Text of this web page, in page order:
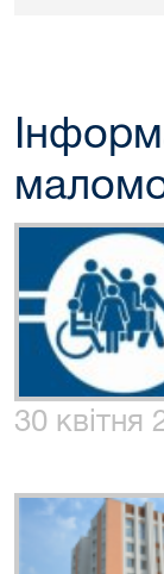
30 квітня